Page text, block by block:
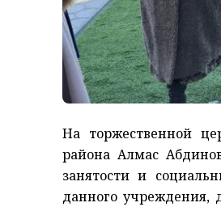
На торжественной
района Алмас
занятости и
данного учреждения,